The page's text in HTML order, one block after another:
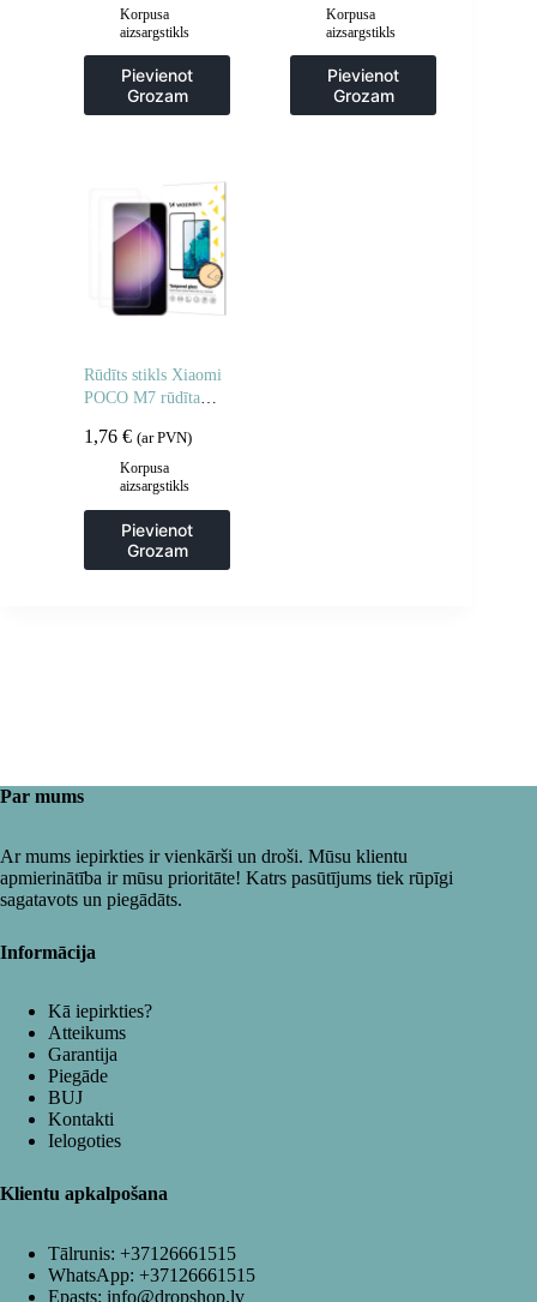
rūdītam stiklam – 2
Korpusa
aizsargstikls
Pievienot
Grozam
Korpusa
aizsargstikls
Pievienot
Grozam
Rūdīts stikls Xiaomi
POCO M7 rūdīta
2 gab.
1,76 € (ar PVN)
Korpusa
aizsargstikls
Pievienot
Grozam
Par mums
Ar mums iepirkties ir vienkārši un droši. Mūsu klientu
apmierinātība ir mūsu prioritāte! Katrs pasūtījums tiek rūpīgi
sagatavots un piegādāts.
Informācija
Kā iepirkties?
Atteikums
Garantija
Piegāde
BUJ
Kontakti
Ielogoties
Klientu apkalpošana
Tālrunis: +37126661515
WhatsApp: +37126661515
Epasts: info@dropshop.lv